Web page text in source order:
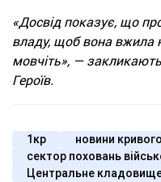
«Досвід показує, що
владу, щоб вона вжила
мовчіть», —
Героїв.
1кр
новини
сектор поховань
Центральне кладовище